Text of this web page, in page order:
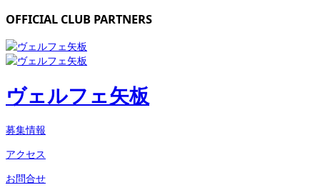
OFFICIAL CLUB PARTNERS
ヴェルフェ矢板
募集情報
アクセス
お問合せ